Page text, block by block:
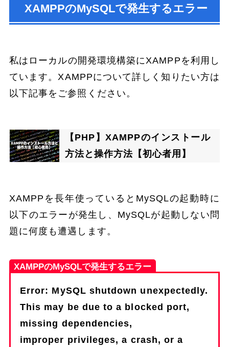
XAMPPのMySQLで発生するエラー
私はローカルの開発環境構築にXAMPPを利用し
ています。XAMPPについて詳しく知りたい方は
以下記事をご参照ください。
【PHP】XAMPPのインストール
方法と操作方法【初心者用】
XAMPPを長年使っているとMySQLの起動時に
以下のエラーが発生し、MySQLが起動しない問
題に何度も遭遇します。
XAMPPのMySQLで発生するエラー
Error: MySQL shutdown unexpectedly.
This may be due to a blocked port,
missing dependencies,
improper privileges, a crash, or a